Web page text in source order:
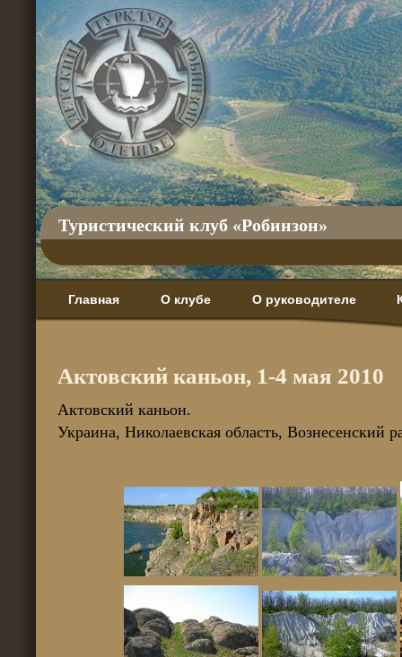
Туристический клуб «Робинзон»
Главная О клубе О руководителе
Актовский каньон, 1-4 мая 2010
Актовский каньон.
Украина, Николаевская область, Вознесенский